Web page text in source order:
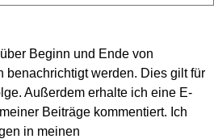
Beginn und Ende von
benachrichtigt werden. Dies gilt für
Außerdem erhalte ich eine E-
Beiträge kommentiert. Ich
in meinen